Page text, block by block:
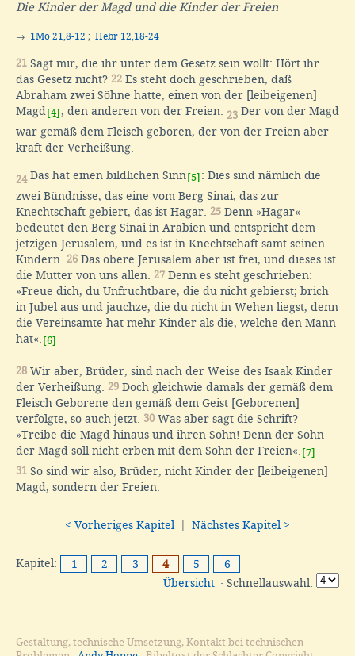
Die Kinder der Magd und die Kinder der Freien
→ 1Mo 21,8-12 ; Hebr 12,18-24
21 Sagt mir, die ihr unter dem Gesetz sein wollt: Hört ihr
das Gesetz nicht? 22 Es steht doch geschrieben, daß
Abraham zwei Söhne hatte, einen von der [leibeigenen]
Magd [4] , den anderen von der Freien. 23 Der von der Magd
war gemäß dem Fleisch geboren, der von der Freien aber
kraft der Verheißung.
24 Das hat einen bildlichen Sinn [5] : Dies sind nämlich die
zwei Bündnisse; das eine vom Berg Sinai, das zur
Knechtschaft gebiert, das ist Hagar. 25 Denn »Hagar«
bedeutet den Berg Sinai in Arabien und entspricht dem
jetzigen Jerusalem, und es ist in Knechtschaft samt seinen
Kindern. 26 Das obere Jerusalem aber ist frei, und dieses ist
die Mutter von uns allen. 27 Denn es steht geschrieben:
»Freue dich, du Unfruchtbare, die du nicht gebierst; brich
in Jubel aus und jauchze, die du nicht in Wehen liegst, denn
die Vereinsamte hat mehr Kinder als die, welche den Mann
hat«. [6]
28 Wir aber, Brüder, sind nach der Weise des Isaak Kinder
der Verheißung. 29 Doch gleichwie damals der gemäß dem
Fleisch Geborene den gemäß dem Geist [Geborenen]
verfolgte, so auch jetzt. 30 Was aber sagt die Schrift?
»Treibe die Magd hinaus und ihren Sohn! Denn der Sohn
der Magd soll nicht erben mit dem Sohn der Freien«. [7]
31 So sind wir also, Brüder, nicht Kinder der [leibeigenen]
Magd, sondern der Freien.
< Vorheriges Kapitel Nächstes Kapitel >
Kapitel: 1 2 3 4 5
6
Übersicht · Schnellauswahl:
Gestaltung, technische Umsetzung, Kontakt bei technischen